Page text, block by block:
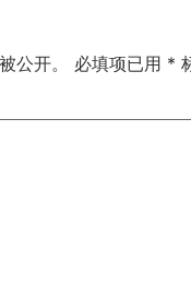
公开。 必填项已用 *